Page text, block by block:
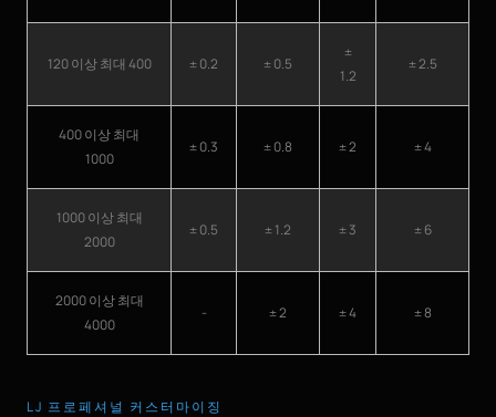
120 이상 최대 400 ± 0.2 ± 0.5
±
1.2
± 2.5
400 이상 최대
1000
± 0.3 ± 0.8 ± 2 ± 4
1000 이상 최대
2000
± 0.5 ± 1.2 ± 3 ± 6
2000 이상 최대
4000
- ± 2 ± 4 ± 8
LJ 프로페셔널 커스터마이징